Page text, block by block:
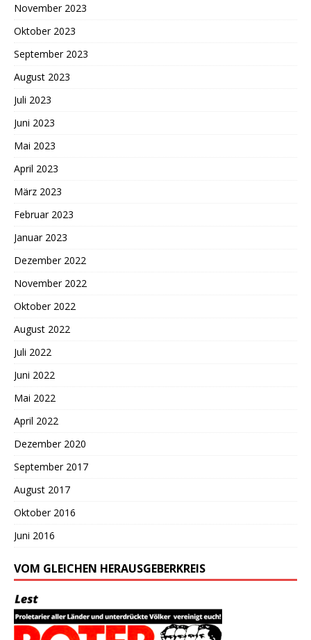
November 2023
Oktober 2023
September 2023
August 2023
Juli 2023
Juni 2023
Mai 2023
April 2023
März 2023
Februar 2023
Januar 2023
Dezember 2022
November 2022
Oktober 2022
August 2022
Juli 2022
Juni 2022
Mai 2022
April 2022
Dezember 2020
September 2017
August 2017
Oktober 2016
Juni 2016
VOM GLEICHEN HERAUSGEBERKREIS